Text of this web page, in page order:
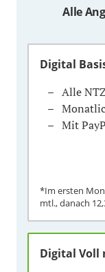
Alle
Digital
Alle
Mit
*Im ersten
mtl., danach
Digital Voll